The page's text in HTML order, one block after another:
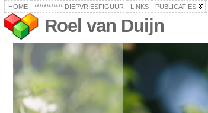
HOME ************ DIEPVRIESFIGUUR LINKS PUBLICATIES
Roel van Duijn